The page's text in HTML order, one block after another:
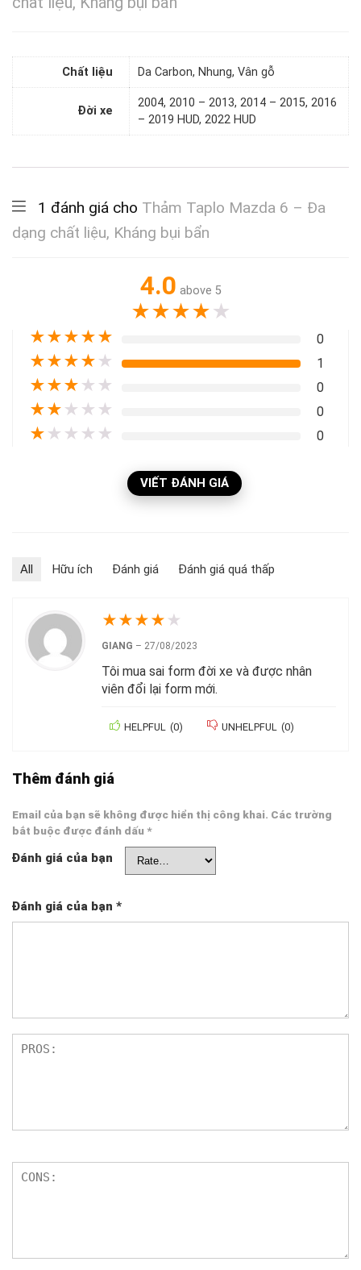
Chất liệu Da Carbon, Nhung, Vân gỗ
Đời xe
2004, 2010 – 2013, 2014 – 2015, 2016
– 2019 HUD, 2022 HUD
1 đánh giá cho Thảm Taplo Mazda 6 – Đa
dạng chất liệu, Kháng bụi bẩn
4.0 above 5
★★★★★
★★★★★ 0
★★★★ ★ 1
★★★ ★ ★ 0
★★ ★ ★ ★ 0
★ ★ ★ ★ ★ 0
VIẾT ĐÁNH GIÁ
All Hữu ích Đánh giá Đánh giá quá thấp
★★★★ ★
GIANG – 27/08/2023
Tôi mua sai form đời xe và được nhân
viên đổi lại form mới.
HELPFUL (0) UNHELPFUL (0)
Thêm đánh giá
Email của bạn sẽ không được hiển thị công khai. Các trường
bắt buộc được đánh dấu*
Đánh giá của bạn
Đánh giá của bạn *